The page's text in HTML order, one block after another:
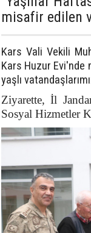
misafir edilen
Kars Vali Vekili
Kars Huzur Evi'nde
yaşlı
Ziyarette, İl
Sosyal Hizmetler